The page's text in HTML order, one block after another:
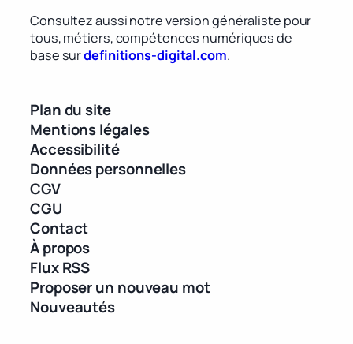
Consultez aussi notre version généraliste pour
tous, métiers, compétences numériques de
base surdefinitions-digital.com.
Plan du site
Mentions légales
Accessibilité
Données personnelles
CGV
CGU
Contact
À propos
Flux RSS
Proposer un nouveau mot
Nouveautés